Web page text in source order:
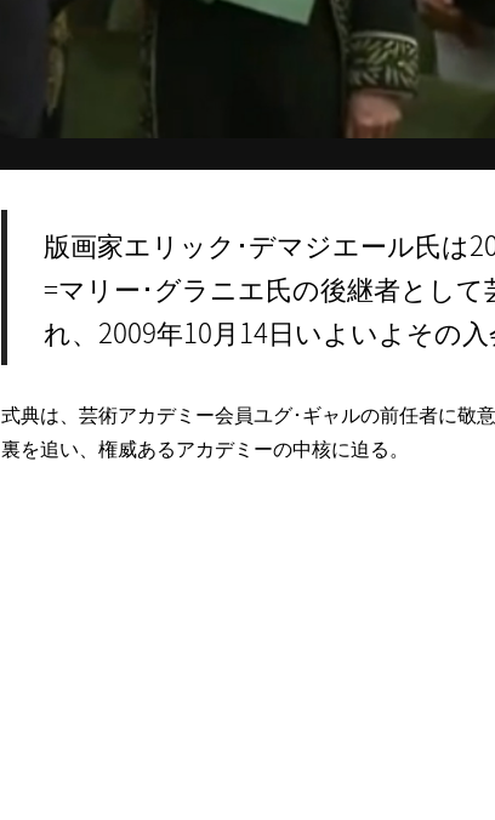
版画家エリック･デマジエール氏は
=マリー･グラニエ氏の後継者とし
れ、2009年10月14日いよいよその入
式典は、芸術アカデミー会員ユグ･ギャルの前任者に敬
裏を追い、権威あるアカデミーの中核に迫る。